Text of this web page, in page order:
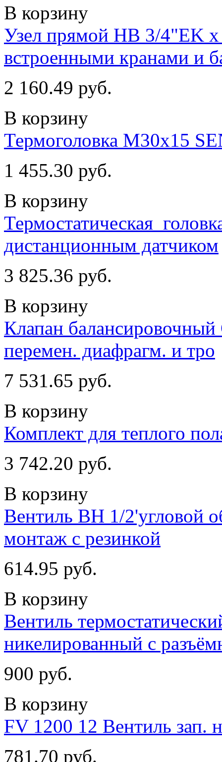
В корзину
Узел прямой НВ 3/4"EK
встроенными кранами и
2 160.49 руб.
В корзину
Термоголовка М30х15
1 455.30 руб.
В корзину
дистанционным датчиком
3 825.36 руб.
В корзину
Клапан
перемен. диафрагм. и тро
7 531.65 руб.
В корзину
Комплект для теплого
3 742.20 руб.
В корзину
Вентиль ВН 1/2'угловой
монтаж с резинкой
614.95 руб.
В корзину
Вентиль
никелированный с
900 руб.
В корзину
FV 1200 12 Вентиль зап.
781.70 руб.